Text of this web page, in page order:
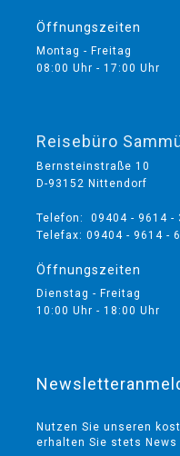
Öffnungszeiten
Montag - Freitag
08:00 Uhr - 17:00 Uhr
Reisebüro
Bernsteinstraße 10
D-93152 Nittendorf
Telefon: 09404 - 9614 -
Telefax: 09404 - 9614 -
Öffnungszeiten
Dienstag - Freitag
10:00 Uhr - 18:00 Uhr
Nutzen Sie unseren
erhalten Sie stets